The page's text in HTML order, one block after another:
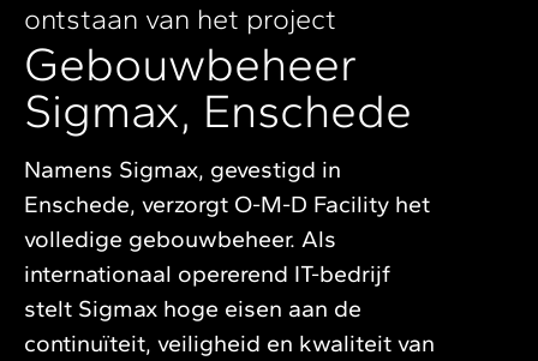
ontstaan van het project
Gebouwbeheer
Sigmax, Enschede
Namens Sigmax, gevestigd in
Enschede, verzorgt O-M-D Facility het
volledige gebouwbeheer. Als
internationaal opererend IT-bedrijf
stelt Sigmax hoge eisen aan de
continuïteit, veiligheid en kwaliteit van